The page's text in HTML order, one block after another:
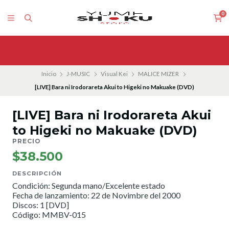
0
Inicio J-MUSIC Visual Kei
MALICE MIZER
[LIVE] Bara ni Irodorareta Akui to Higeki no Makuake (DVD)
[LIVE] Bara ni Irodorareta Akui
to Higeki no Makuake (DVD)
PRECIO
$38.500
DESCRIPCIÓN
Condición: Segunda mano/Excelente estado
Fecha de lanzamiento: 22 de Novimbre del 2000
Discos: 1 [DVD]
Código: MMBV-015